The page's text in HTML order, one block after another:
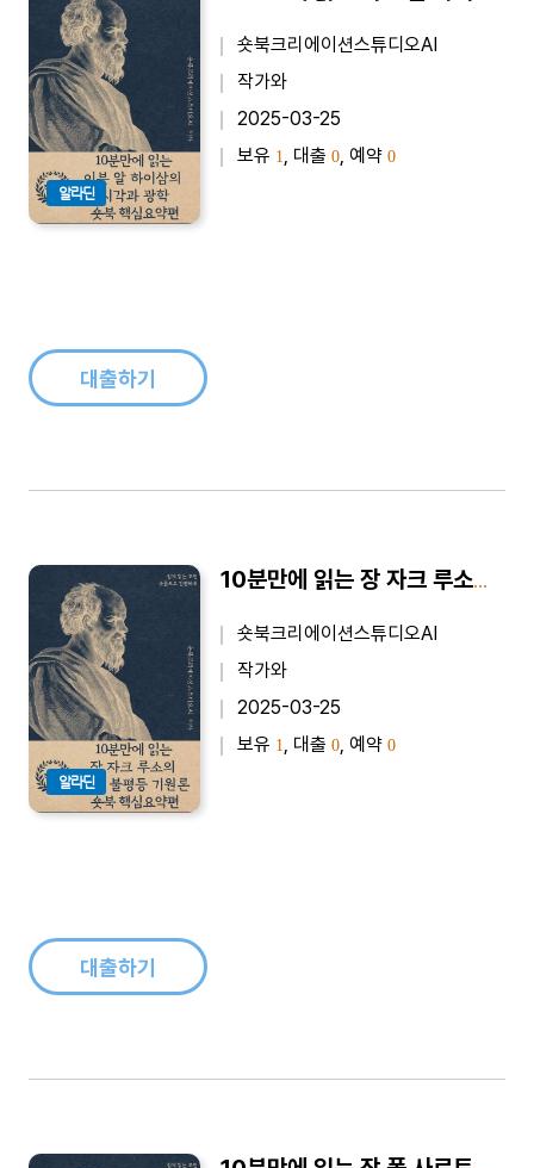
알라딘
숏북크리에이션스튜디오AI
작가와
2025-03-25
보유 1, 대출 0, 예약 0
대출하기
알라딘
10분만에 읽는 장 자크 루소의 인간 불평등 기원론 - 바쁜 당신을 위한 10분 완벽 요약본
숏북크리에이션스튜디오AI
작가와
2025-03-25
보유 1, 대출 0, 예약 0
대출하기